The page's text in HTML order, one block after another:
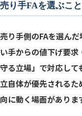
売り手FAを選ぶこ
売り手側のFAを選ん
い手からの値下げ要
守る立場」で対応して
立自体が優先される
向に動く場面がありま